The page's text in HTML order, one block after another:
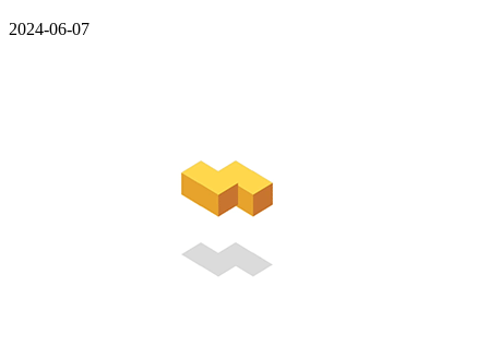
2024-06-07